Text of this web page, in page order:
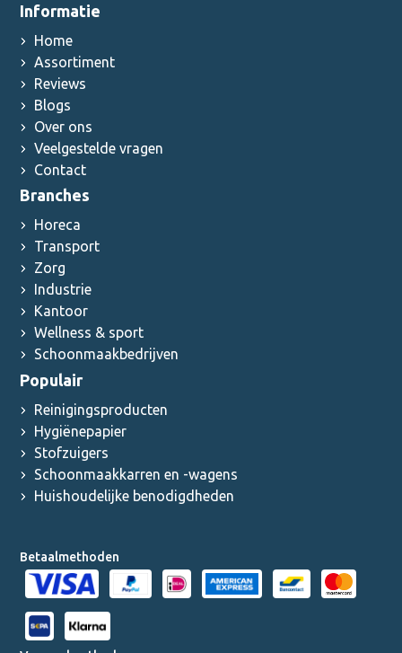
Informatie
Home
Assortiment
Reviews
Blogs
Over ons
Veelgestelde vragen
Contact
Branches
Horeca
Transport
Zorg
Industrie
Kantoor
Wellness & sport
Schoonmaakbedrijven
Populair
Reinigingsproducten
Hygiënepapier
Stofzuigers
Schoonmaakkarren en -wagens
Huishoudelijke benodigdheden
Betaalmethoden